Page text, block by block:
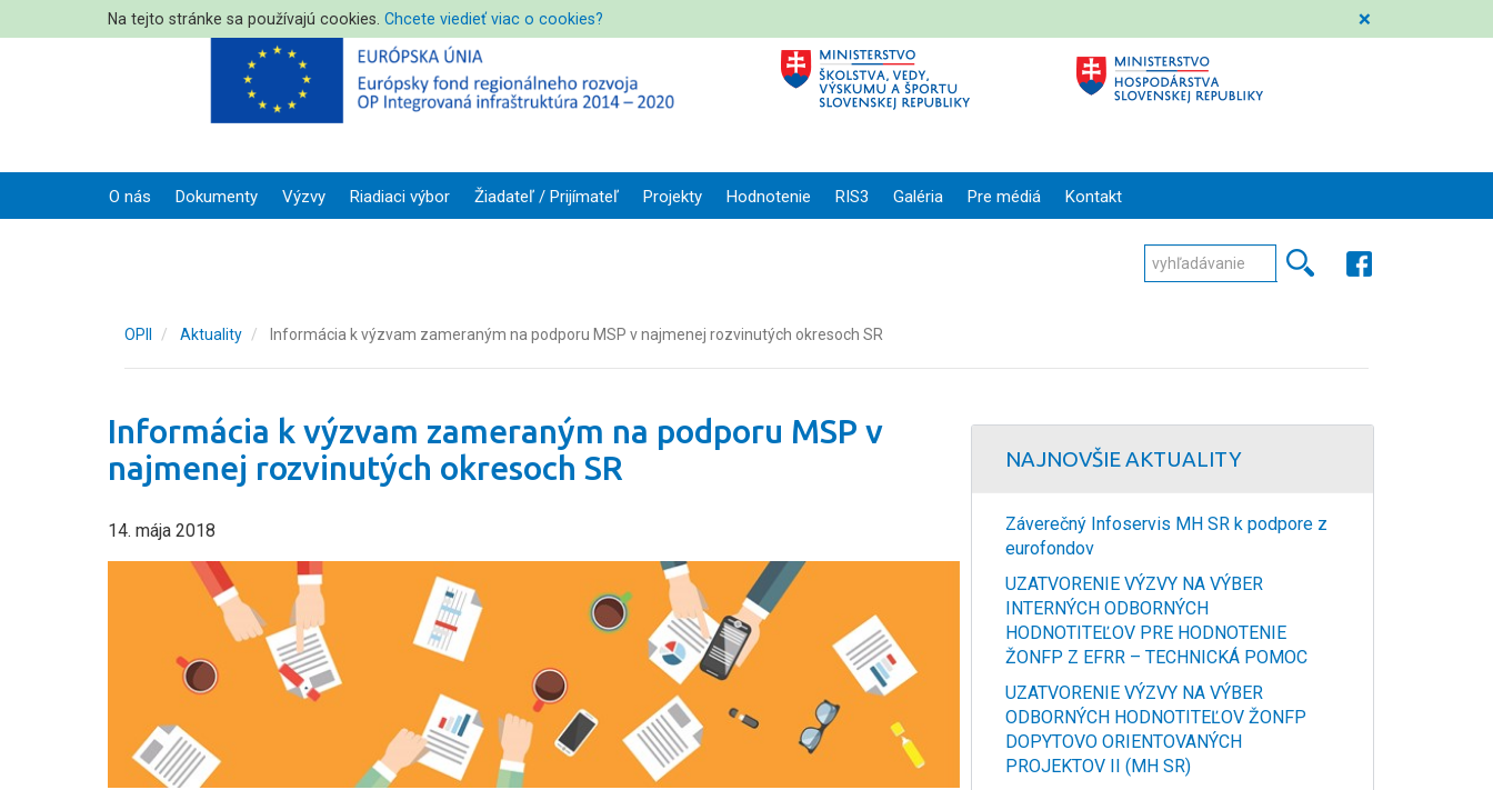
Na tejto stránke sa používajú cookies. Chcete viedieť viac o cookies? ❌
O nás Dokumenty Výzvy Riadiaci výbor Žiadateľ / Prijímateľ Projekty Hodnotenie RIS3 Galéria Pre médiá Kontakt
OPII Aktuality Informácia k výzvam zameraným na podporu MSP v najmenej rozvinutých okresoch SR
Informácia k výzvam zameraným na podporu MSP v
najmenej rozvinutých okresoch SR
14. mája 2018
NAJNOVŠIE AKTUALITY
Záverečný Infoservis MH SR k podpore z
eurofondov
UZATVORENIE VÝZVY NA VÝBER
INTERNÝCH ODBORNÝCH
HODNOTITEĽOV PRE HODNOTENIE
ŽONFP Z EFRR – TECHNICKÁ POMOC
UZATVORENIE VÝZVY NA VÝBER
ODBORNÝCH HODNOTITEĽOV ŽONFP
DOPYTOVO ORIENTOVANÝCH
PROJEKTOV II (MH SR)